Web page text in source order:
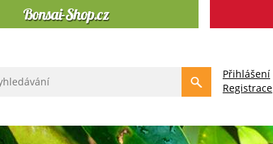
Přihlášení
Registrace